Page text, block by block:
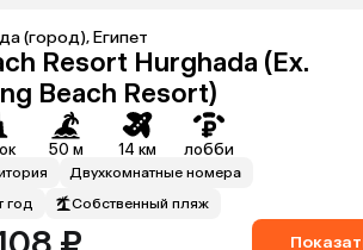
(город), Египет
Resort Hurghada (Ex.
Beach Resort)
50 м 14 км лобби
Двухкомнатные номера
год
Собственный пляж